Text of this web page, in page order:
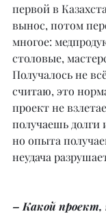
первой в
вынос, потом
многое:
столовые,
Получалось не
считаю, это
проект не
получаешь долги
но опыта
неудача
– Какой проект,